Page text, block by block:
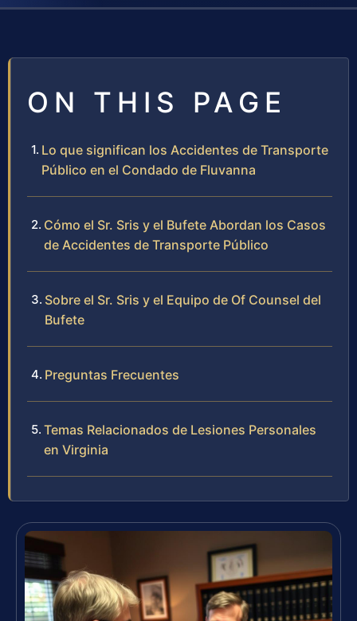
ON THIS PAGE
Lo que significan los Accidentes de Transporte
Público en el Condado de Fluvanna
Cómo el Sr. Sris y el Bufete Abordan los Casos
de Accidentes de Transporte Público
Sobre el Sr. Sris y el Equipo de Of Counsel del
Bufete
Preguntas Frecuentes
Temas Relacionados de Lesiones Personales
en Virginia